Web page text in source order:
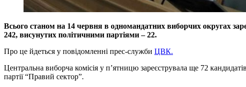
Всього станом на 14 червня в одномандатних виборчих округах
242, висунутих політичними партіями – 22.
Про це йдеться у повідомленні прес-служби ЦВК.
Центральна виборча комісія у п’ятницю зареєструвала ще 72
партії “Правий сектор”.